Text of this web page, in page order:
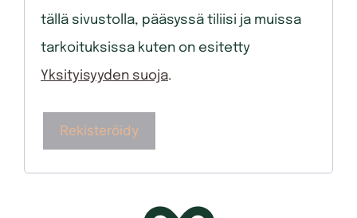
tällä sivustolla, pääsyssä tiliisi ja muissa
tarkoituksissa kuten on esitetty
Yksityisyyden suoja.
Rekisteröidy